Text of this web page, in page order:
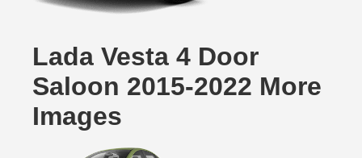
Lada Vesta 4 Door
Saloon 2015-2022 More
Images